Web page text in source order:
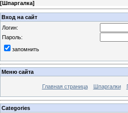
[Шпаргалка]
Вход на сайт
Логин:
Пароль:
запомнить
Меню сайта
Главная страница Шпаргалки
Categories